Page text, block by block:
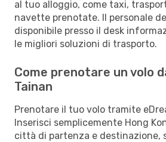
al tuo alloggio, come taxi,
navette prenotate. Il personale
disponibile presso il desk
le migliori soluzioni di trasporto.
Come prenotare un volo
Tainan
Prenotare il tuo volo tramite
Inserisci semplicemente Hong
città di partenza e destinazione,